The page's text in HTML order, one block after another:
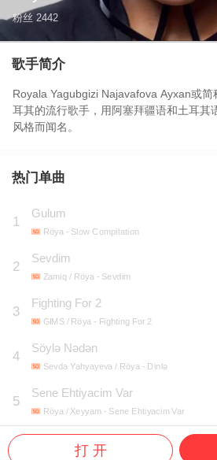
粉丝 2442
歌手简介
Royala Yagubgizi Najavafova Ayxan或
耳其的流行歌手，用阿塞拜疆语和土耳其
风格而闻名。
热门单曲
1
Gulum
Röya- Slow Compilation
2
Sevdim
Zamiq / Röya - Sevdim
3
Fighting For 2
GIMS / Röya - Fighting For 2
4
Söylə Nədən
Sevda Yahyayeva / Röya - Dinlə
5
Sene Ehtiyacim Var
Röya / Xeyyam - Sene Ehtiyacim Var
打 开